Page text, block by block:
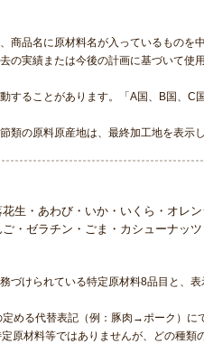
商品名に原材料名が入っているものを
の実績または今後の計画に基づいて
することがあります。「A国、B国、
類の原料原産地は、最終加工地を表示
生・あわび・いか・いくら・オレ
・ゼラチン・ごま・カシューナッ
づけられている特定原材料8品目と、
める代替表記（例：豚肉→ポーク）に
原材料等ではありませんが、どの種